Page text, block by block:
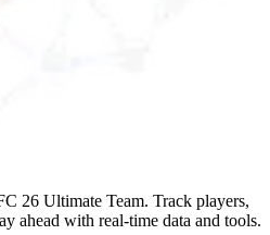
26 Ultimate Team. Track players,
ahead with real-time data and tools.